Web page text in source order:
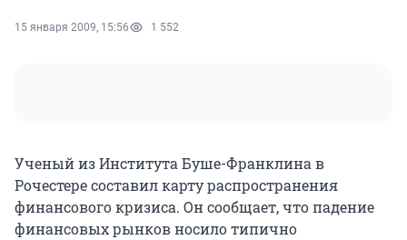
15 января 2009, 15:56 1 552
Ученый из Института Буше-Франклина в
Рочестере составил карту распространения
финансового кризиса. Он сообщает, что падение
финансовых рынков носило типично